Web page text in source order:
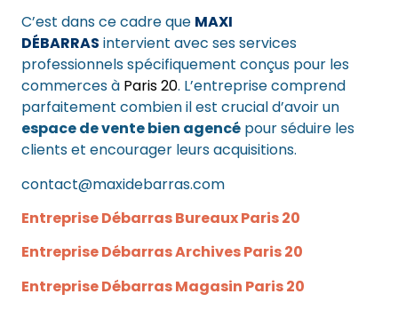
C’est dans ce cadre que MAXI
DÉBARRAS intervient avec ses services
professionnels spécifiquement conçus pour les
commerces à Paris 20. L’entreprise comprend
parfaitement combien il est crucial d’avoir un
espace de vente bien agencé pour séduire les
clients et encourager leurs acquisitions.
contact@maxidebarras.com
Entreprise Débarras Bureaux Paris 20
Entreprise Débarras Archives Paris 20
Entreprise Débarras Magasin Paris 20